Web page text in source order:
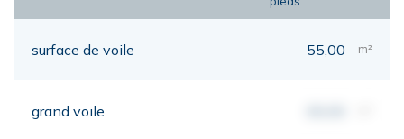
surface de voile 55,00 m²
grand voile